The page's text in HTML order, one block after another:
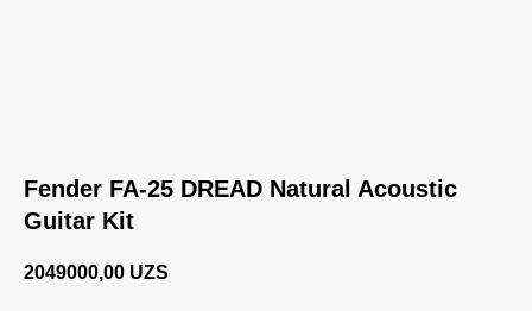
Fender FA-25 DREAD Natural Acoustic
Guitar Kit
2049000,00 UZS